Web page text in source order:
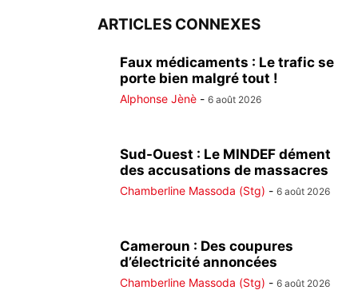
ARTICLES CONNEXES
Faux médicaments : Le trafic se
porte bien malgré tout !
Alphonse Jènè - 6 août 2026
Sud-Ouest : Le MINDEF dément
des accusations de massacres
Chamberline Massoda (Stg) - 6 août 2026
Cameroun : Des coupures
d’électricité annoncées
Chamberline Massoda (Stg) - 6 août 2026